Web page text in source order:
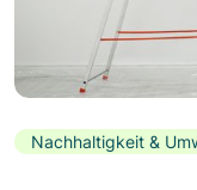
Nachhaltigkeit &